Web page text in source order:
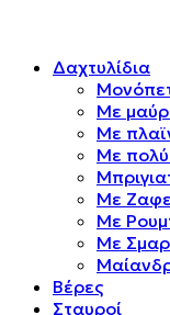
Δαχτυλίδια
Mε
Mε
Mε
Με
Με
Με
Βέρες
Σταυροί